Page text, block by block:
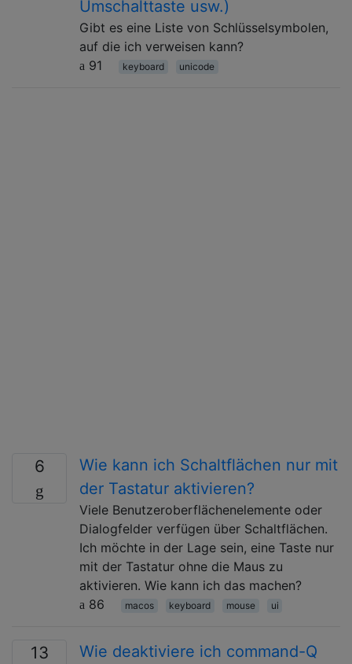
Umschalttaste usw.)
Gibt es eine Liste von Schlüsselsymbolen,
auf die ich verweisen kann?
91
keyboard unicode
6
Wie kann ich Schaltflächen nur mit
der Tastatur aktivieren?
Viele Benutzeroberflächenelemente oder
Dialogfelder verfügen über Schaltflächen.
Ich möchte in der Lage sein, eine Taste nur
mit der Tastatur ohne die Maus zu
aktivieren. Wie kann ich das machen?
86
macos keyboard mouse ui
13
Wie deaktiviere ich command-Q